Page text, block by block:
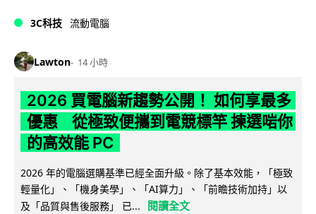
3C科技 流動電腦
Lawton 14 小時
2026 買電腦新趨勢公開！ 如何享最多
優惠 從極致便攜到電競標竿 揀選啱你
的高效能 PC
2026 年的電腦選購基準已經全面升級。除了基本效能，「極致
輕量化」、「機身美學」、「AI算力」、「前瞻技術加持」以
及「品質與售後服務」 已...
閱讀全文